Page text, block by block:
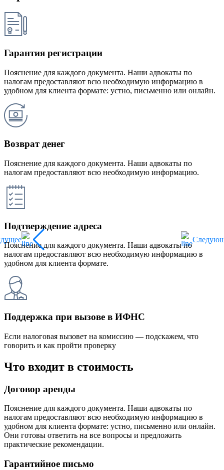
Гарантия регистрации
Пояснение для каждого документа. Наши адвокаты по
налогам предоставляют всю необходимую информацию в
удобном для клиента формате: устно, письменно или онлайн.
Возврат денег
Пояснение для каждого документа. Наши адвокаты по
налогам предоставляют всю необходимую информацию.
Подтверждение адреса
Пояснение для каждого документа. Наши адвокаты по
налогам предоставляют всю необходимую информацию в
удобном для клиента формате.
Поддержка при вызове в ИФНС
Если налоговая вызовет на комиссию — подскажем, что
говорить и как пройти проверку
Что входит в стоимость
Договор аренды
Пояснение для каждого документа. Наши адвокаты по
налогам предоставляют всю необходимую информацию в
удобном для клиента формате: устно, письменно или онлайн.
Они готовы ответить на все вопросы и предложить
практические рекомендации.
Гарантийное письмо